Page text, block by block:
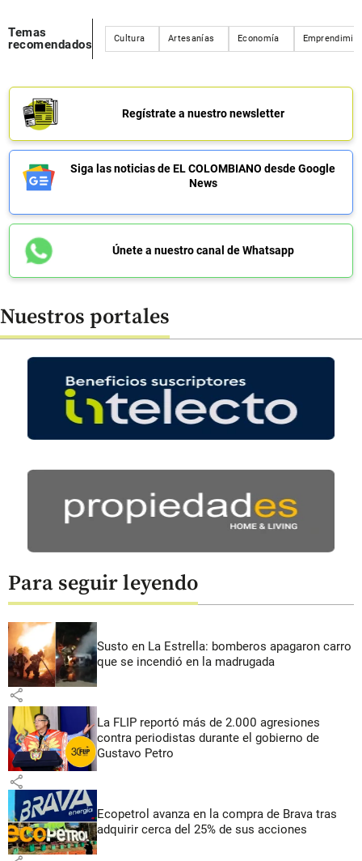
Temas
recomendados
Cultura Artesanías Economía
Regístrate a nuestro newsletter
Siga las noticias de EL COLOMBIANO desde Google
News
Únete a nuestro canal de Whatsapp
Nuestros portales
Para seguir leyendo
Susto en La Estrella: bomberos apagaron carro
que se incendió en la madrugada
share
La FLIP reportó más de 2.000 agresiones
contra periodistas durante el gobierno de
Gustavo Petro
share
Ecopetrol avanza en la compra de Brava tras
adquirir cerca del 25% de sus acciones